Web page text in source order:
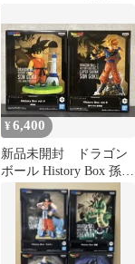
ュア 4個
¥6,400
新品未開封 ドラゴン
ボール History Box 孫悟
空 2種セット 匿名配